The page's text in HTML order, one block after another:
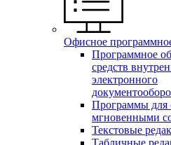
Офисное
Программное
средств
электронного
Программы для
мгновенными
Текстовые